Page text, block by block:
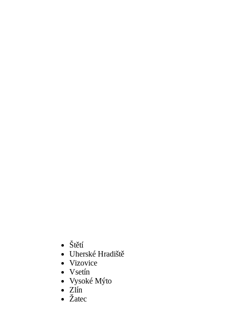
Štětí
Uherské Hradiště
Vizovice
Vsetín
Vysoké Mýto
Zlín
Žatec